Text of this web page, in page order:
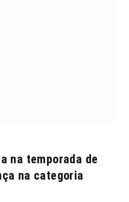
na temporada de
na categoria